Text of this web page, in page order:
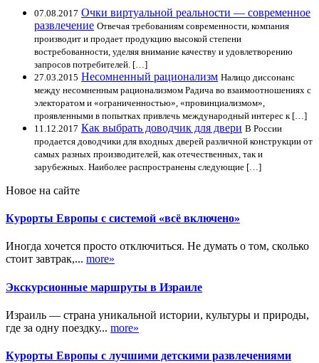
07.08.2017 Очки виртуальной реальности — современное
развлечение Отвечая требованиям современности, компания
производит и продает продукцию высокой степени
востребованности, уделяя внимание качеству и удовлетворению
запросов потребителей. […]
27.03.2015 Несомненный рационализм Налицо диссонанс
между несомненным рационализмом Радича во взаимоотношениях с
электоратом и «ограниченностью», «провинциализмом»,
проявленными в попытках привлечь международный интерес к […]
11.12.2017 Как выбрать доводчик для двери В России
продается доводчики для входных дверей различной конструкции от
самых разных производителей, как отечественных, так и
зарубежных. Наиболее распространены следующие […]
Новое на сайте
Курорты Европы с системой «всё включено»
Иногда хочется просто отключиться. Не думать о том, сколько
стоит завтрак,... more»
Экскурсионные маршруты в Израиле
Израиль — страна уникальной истории, культуры и природы,
где за одну поездку... more»
Курорты Европы с лучшими детскими развлечениями